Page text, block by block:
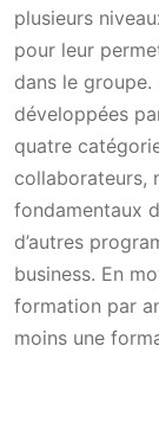
plusieurs
pour leur
dans le groupe.
développées
quatre
collaborateurs,
fondamentaux
d’autres
business. En
formation par
moins une